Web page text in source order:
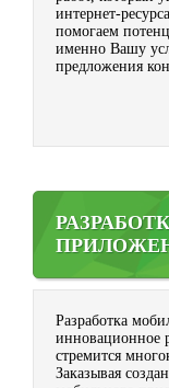
интернет-
помогаем
именно Вашу
предложения
Разработка
инновационное
стремится
Заказывая